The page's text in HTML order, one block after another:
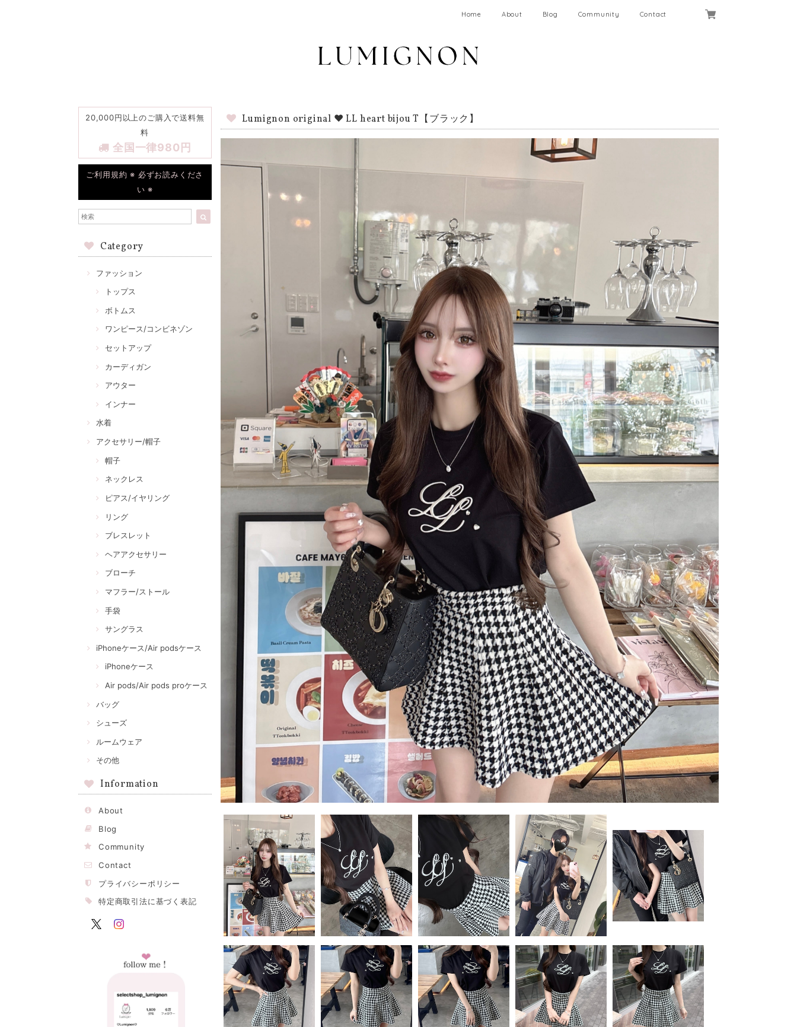
Home About Blog Community Contact
20,000円以上のご購入で送料無
料
全国一律980円
ご利用規約 ※ 必ずお読みくださ
い ※
Category
ファッション
トップス
ボトムス
ワンピース/コンビネゾン
セットアップ
カーディガン
アウター
インナー
水着
アクセサリー/帽子
帽子
ネックレス
ピアス/イヤリング
リング
ブレスレット
ヘアアクセサリー
ブローチ
マフラー/ストール
手袋
サングラス
iPhoneケース/Air podsケース
iPhoneケース
Air pods/Air pods proケース
バッグ
シューズ
ルームウェア
その他
Information
About
Blog
Community
Contact
プライバシーポリシー
特定商取引法に基づく表記
Lumignon original ♥ LL heart bijou T【ブラック】